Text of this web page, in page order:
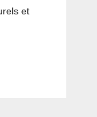
et